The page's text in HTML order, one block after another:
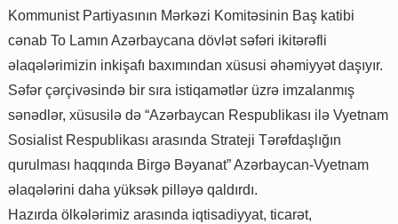
Kommunist Partiyasının Mərkəzi Komitəsinin Baş katibi
cənab To Lamın Azərbaycana dövlət səfəri ikitərəfli
əlaqələrimizin inkişafı baxımından xüsusi əhəmiyyət daşıyır.
Səfər çərçivəsində bir sıra istiqamətlər üzrə imzalanmış
sənədlər, xüsusilə də “Azərbaycan Respublikası ilə Vyetnam
Sosialist Respublikası arasında Strateji Tərəfdaşlığın
qurulması haqqında Birgə Bəyanat” Azərbaycan-Vyetnam
əlaqələrini daha yüksək pilləyə qaldırdı.
Hazırda ölkələrimiz arasında iqtisadiyyat, ticarət,